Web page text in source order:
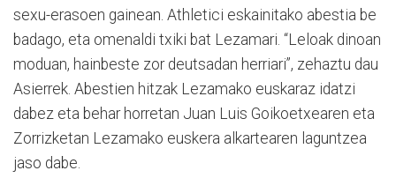
sexu-erasoen gainean. Athletici eskainitako abestia be
badago, eta omenaldi txiki bat Lezamari. “Leloak dinoan
moduan, hainbeste zor deutsadan herriari”, zehaztu dau
Asierrek. Abestien hitzak Lezamako euskaraz idatzi
dabez eta behar horretan Juan Luis Goikoetxearen eta
Zorrizketan Lezamako euskera alkartearen laguntzea
jaso dabe.